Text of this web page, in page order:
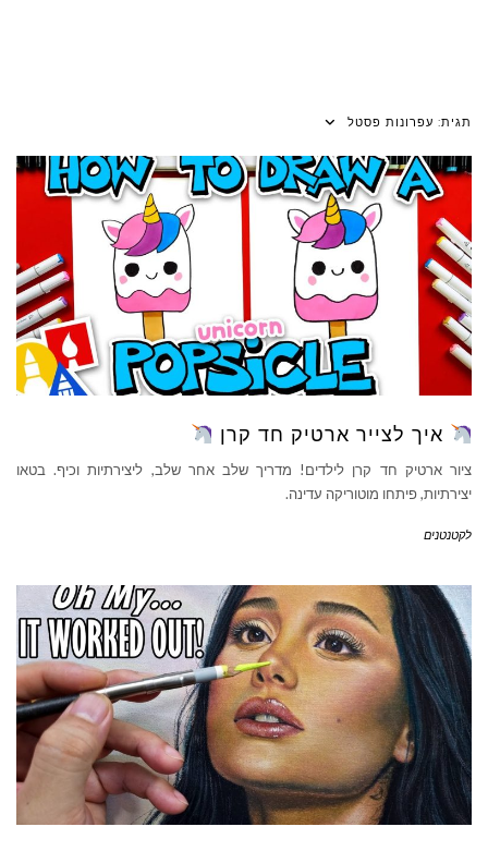
תגית: עפרונות פסטל
איך לצייר ארטיק חד קרן
ציור ארטיק חד קרן לילדים! מדריך שלב אחר שלב, ליצירתיות וכיף. בטאו
יצירתיות, פיתחו מוטוריקה עדינה.
לקטנטנים